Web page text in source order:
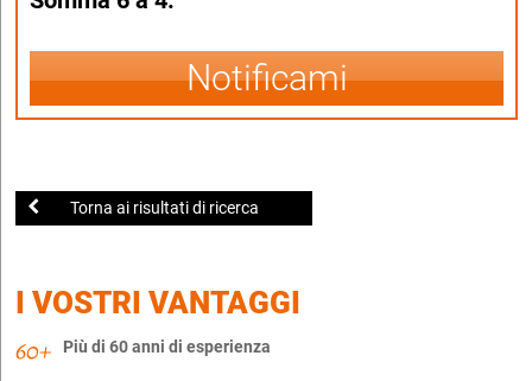
Notificami
Torna ai risultati di ricerca
I VOSTRI VANTAGGI
Più di 60 anni di esperienza